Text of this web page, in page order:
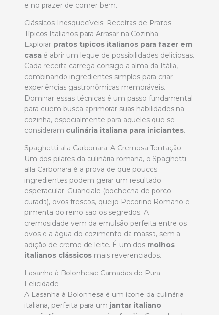
e no prazer de comer bem.
Clássicos Inesquecíveis: Receitas de Pratos
Típicos Italianos para Arrasar na Cozinha
Explorar pratos típicos italianos para fazer em
casa é abrir um leque de possibilidades deliciosas.
Cada receita carrega consigo a alma da Itália,
combinando ingredientes simples para criar
experiências gastronômicas memoráveis.
Dominar essas técnicas é um passo fundamental
para quem busca aprimorar suas habilidades na
cozinha, especialmente para aqueles que se
consideram culinária italiana para iniciantes.
Spaghetti alla Carbonara: A Cremosa Tentação
Um dos pilares da culinária romana, o Spaghetti
alla Carbonara é a prova de que poucos
ingredientes podem gerar um resultado
espetacular. Guanciale (bochecha de porco
curada), ovos frescos, queijo Pecorino Romano e
pimenta do reino são os segredos. A
cremosidade vem da emulsão perfeita entre os
ovos e a água do cozimento da massa, sem a
adição de creme de leite. É um dos molhos
italianos clássicos mais reverenciados.
Lasanha à Bolonhesa: Camadas de Pura
Felicidade
A Lasanha à Bolonhesa é um ícone da culinária
italiana, perfeita para um jantar italiano